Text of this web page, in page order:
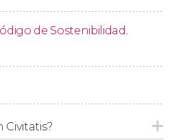
de Sostenibilidad .
Civitatis?